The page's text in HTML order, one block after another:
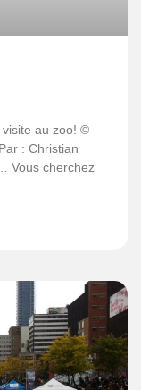
au zoo! ©
: Christian
Vous cherchez